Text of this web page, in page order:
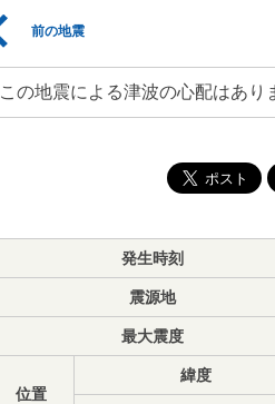
前の地震
この地震による津波の心配はあり
発生時刻
震源地
最大震度
位置
緯度